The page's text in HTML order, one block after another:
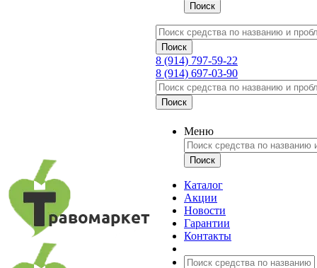
8 (914) 797-59-22
8 (914) 697-03-90
Меню
Каталог
Акции
Новости
Гарантии
Контакты